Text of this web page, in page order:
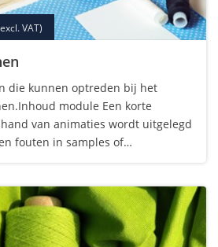
VAT)
die kunnen optreden bij het
module Een korte
van animaties wordt uitgelegd
fouten in samples of